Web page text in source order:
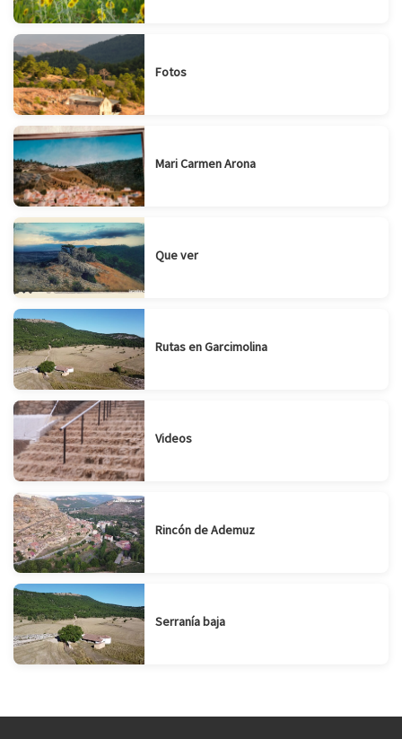
Fotos
Mari Carmen Arona
Que ver
Rutas en Garcimolina
Videos
Rincón de Ademuz
Serranía baja